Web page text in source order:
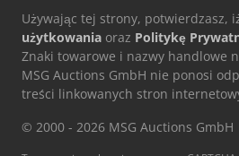
Używając tej strony, potwierdzasz,
użytkowania oraz Politykę
Znaki towarowe i nazwy handlowe
MSG Auctions GmbH nie ponosi
treści linkowanych stron
© 2000 - 2026 MSG Auctions GmbH